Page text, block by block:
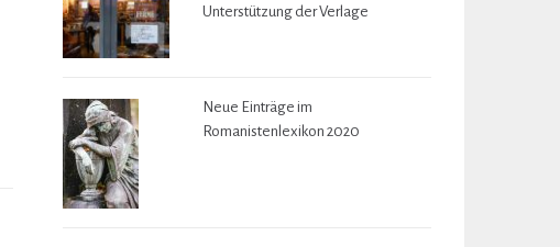
Unterstützung der Verlage
Neue Einträge im
Romanistenlexikon 2020